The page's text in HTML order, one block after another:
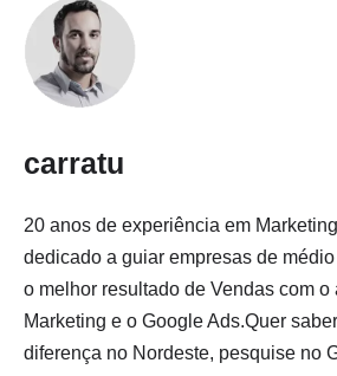
carratu
20 anos de experiência em
dedicado a guiar empresas de
o melhor resultado de Vendas com o
Marketing e o Google Ads.Quer
diferença no Nordeste, pesquise no